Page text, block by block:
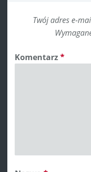
Twój adres e-
Komentarz*